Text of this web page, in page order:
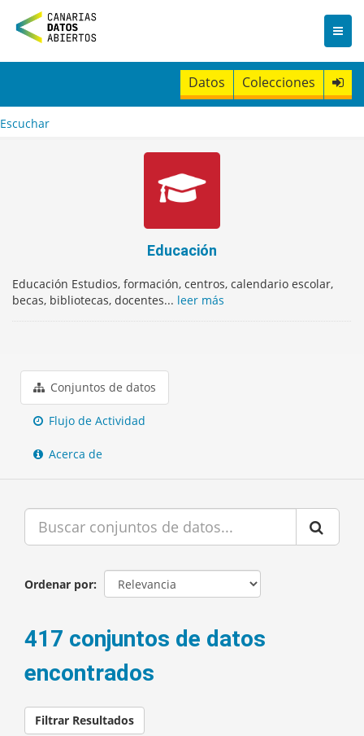
n
t
Datos Colecciones
Escuchar
Educación
Educación Estudios, formación, centros, calendario escolar,
becas, bibliotecas, docentes... leer más
Conjuntos de datos
Flujo de Actividad
Acerca de
Ordenar por
417 conjuntos de datos
encontrados
Filtrar Resultados